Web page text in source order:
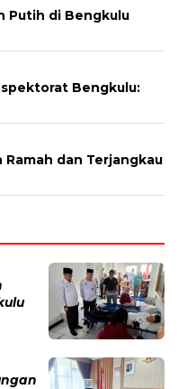
Putih di Bengkulu
Bengkulu:
dan Terjangkau